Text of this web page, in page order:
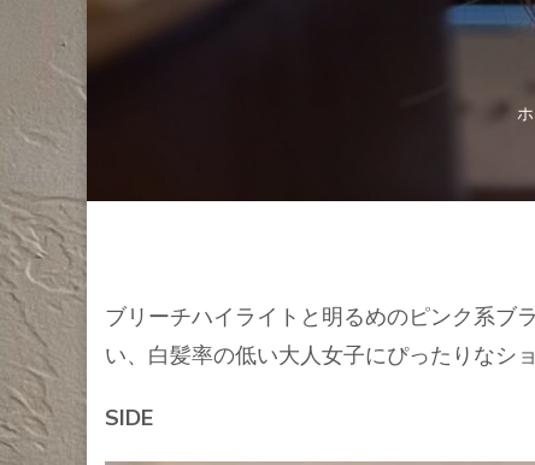
ブリーチハイライトと明るめのピンク系ブ
い、白髪率の低い大人女子にぴったりなシ
SIDE